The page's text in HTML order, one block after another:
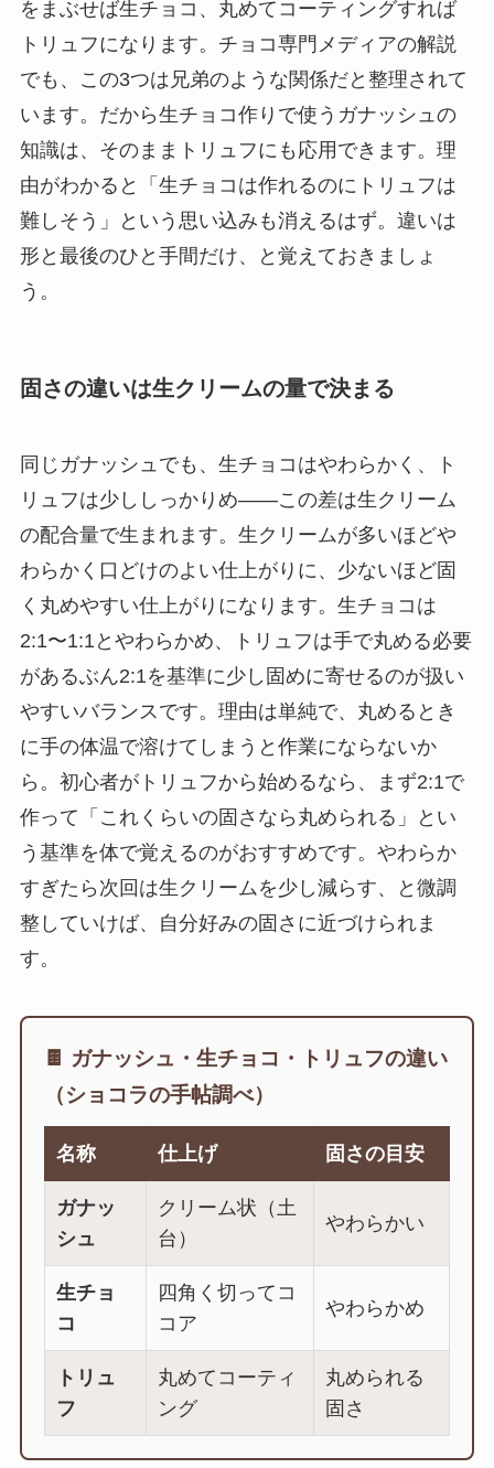
をまぶせば生チョコ、丸めてコーティングすれば
トリュフになります。チョコ専門メディアの解説
でも、この3つは兄弟のような関係だと整理されて
います。だから生チョコ作りで使うガナッシュの
知識は、そのままトリュフにも応用できます。理
由がわかると「生チョコは作れるのにトリュフは
難しそう」という思い込みも消えるはず。違いは
形と最後のひと手間だけ、と覚えておきましょ
う。
固さの違いは生クリームの量で決まる
同じガナッシュでも、生チョコはやわらかく、ト
リュフは少ししっかりめ——この差は生クリーム
の配合量で生まれます。生クリームが多いほどや
わらかく口どけのよい仕上がりに、少ないほど固
く丸めやすい仕上がりになります。生チョコは
2:1〜1:1とやわらかめ、トリュフは手で丸める必要
があるぶん2:1を基準に少し固めに寄せるのが扱い
やすいバランスです。理由は単純で、丸めるとき
に手の体温で溶けてしまうと作業にならないか
ら。初心者がトリュフから始めるなら、まず2:1で
作って「これくらいの固さなら丸められる」とい
う基準を体で覚えるのがおすすめです。やわらか
すぎたら次回は生クリームを少し減らす、と微調
整していけば、自分好みの固さに近づけられま
す。
🍫 ガナッシュ・生チョコ・トリュフの違い
（ショコラの手帖調べ）
名称 仕上げ 固さの目安
ガナッ
シュ
クリーム状（土
台）
やわらかい
生チョ
コ
四角く切ってコ
コア
やわらかめ
トリュ
フ
丸めてコーティ
ング
丸められる
固さ